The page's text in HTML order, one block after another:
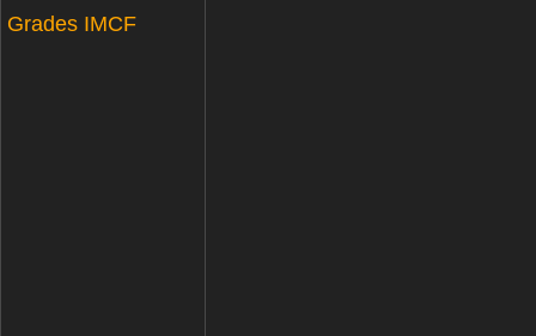
Grades IMCF